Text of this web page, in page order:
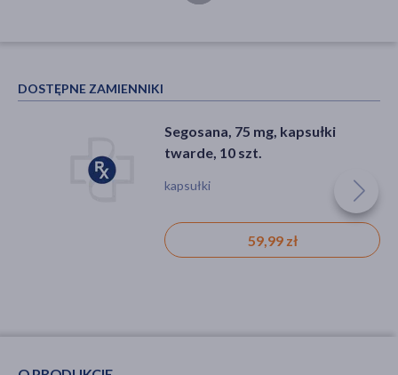
DOSTĘPNE ZAMIENNIKI
Segosana, 75 mg, kapsułki
twarde, 10 szt.
kapsułki
59,99 zł